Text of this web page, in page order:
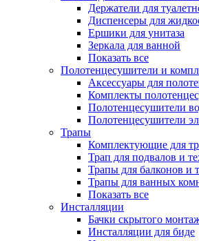
Держатели для
Диспенсеры для
Ершики для унитаза
Зеркала для ванной
Показать все
Полотенцесушители и
Аксессуары для
Комплекты
Полотенцесушители
Полотенцесушители
Трапы
Комплектующие для
Трап для подвалов и
Трапы для балконов и
Трапы для ванных
Показать все
Инсталляции
Бачки скрытого
Инсталляции для биде